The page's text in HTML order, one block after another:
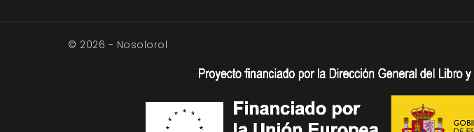
© 2026 - Nosolorol